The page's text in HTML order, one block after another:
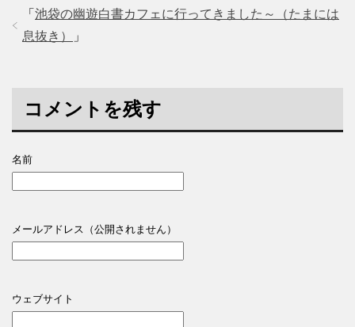
「 池袋の幽遊白書カフェに行ってきました～（たまには
息抜き）
」
コメントを残す
名前
メールアドレス（公開されません）
ウェブサイト